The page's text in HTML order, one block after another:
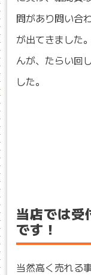
問があり問い合
が出てきました
んが、たらい回
した。
当店では受
です！
当然高く売れる